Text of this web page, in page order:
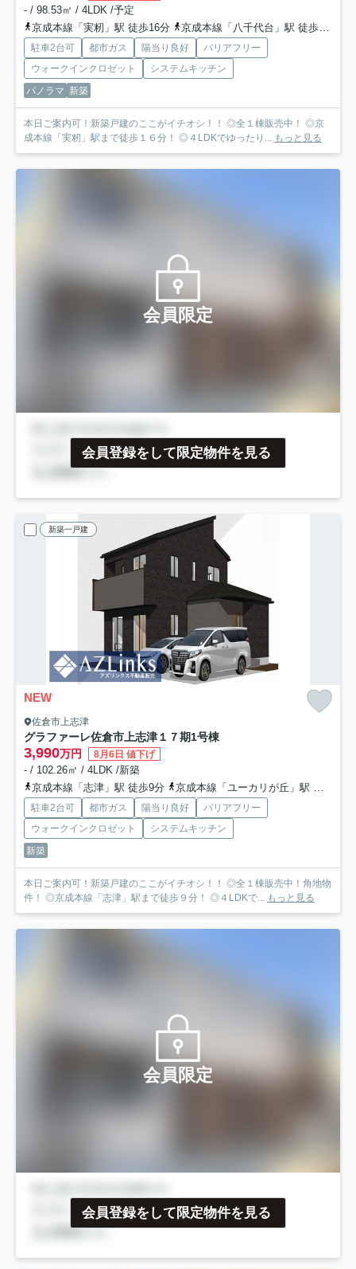
- / 98.53㎡ / 4LDK /予定
京成本線「実籾」駅 徒歩16分
京成本線「八千代台」駅 徒歩28分
駐車2台可 都市ガス 陽当り良好
バリアフリー
ウォークインクロゼット
システムキッチン
パノラマ 新築
本日ご案内可！新築戸建のここがイチオシ！！ ◎全１棟販売中！ ◎京
成本線「実籾」駅まで徒歩１６分！ ◎４LDKでゆったり... もっと見る
会員限定
会員登録をして限定物件を見る
新築一戸建
NEW
佐倉市上志津
グラファーレ佐倉市上志津１７期1号棟
3,990万円 8月6日 値下げ
- / 102.26㎡ / 4LDK /新築
京成本線「志津」駅 徒歩9分
京成本線「ユーカリが丘」駅 徒歩11分
駐車2台可 都市ガス 陽当り良好
バリアフリー
ウォークインクロゼット
システムキッチン
新築
本日ご案内可！新築戸建のここがイチオシ！！ ◎全１棟販売中！角地物
件！ ◎京成本線「志津」駅まで徒歩９分！ ◎４LDKで... もっと見る
会員限定
会員登録をして限定物件を見る